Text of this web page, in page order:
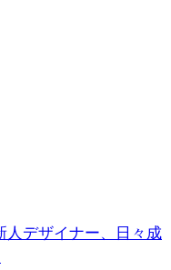
人デザイナー、日々成